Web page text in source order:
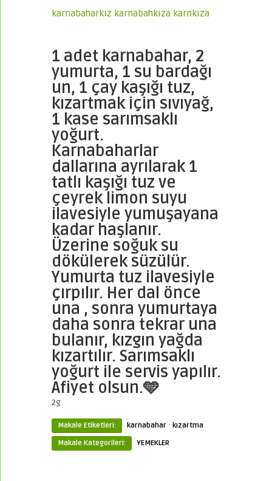
karnabaharkız karnabahkıza karnkıza
1 adet karnabahar, 2
yumurta, 1 su bardağı
un, 1 çay kaşığı tuz,
kızartmak için sıvıyağ,
1 kase sarımsaklı
yoğurt.
Karnabaharlar
dallarına ayrılarak 1
tatlı kaşığı tuz ve
çeyrek limon suyu
ilavesiyle yumuşayana
kadar haşlanır.
Üzerine soğuk su
dökülerek süzülür.
Yumurta tuz ilavesiyle
çırpılır. Her dal önce
una , sonra yumurtaya
daha sonra tekrar una
bulanır, kızgın yağda
kızartılır. Sarımsaklı
yoğurt ile servis yapılır.
Afiyet olsun.🩵
2g
Makale Etiketleri: karnabahar · kızartma
Makale Kategorileri:
YEMEKLER